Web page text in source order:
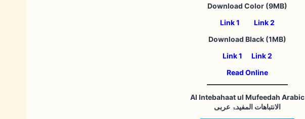
Download Color (9MB)
Link 1
Link 2
Download Black (1MB)
Link 1
Link 2
Read Online
Al Intebahaat ul Mufeedah Arabic
الانتباھات المفیدۃ عربی